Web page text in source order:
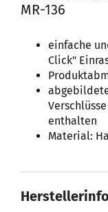
MR-136
einfache
Click"
enthalten
Material: